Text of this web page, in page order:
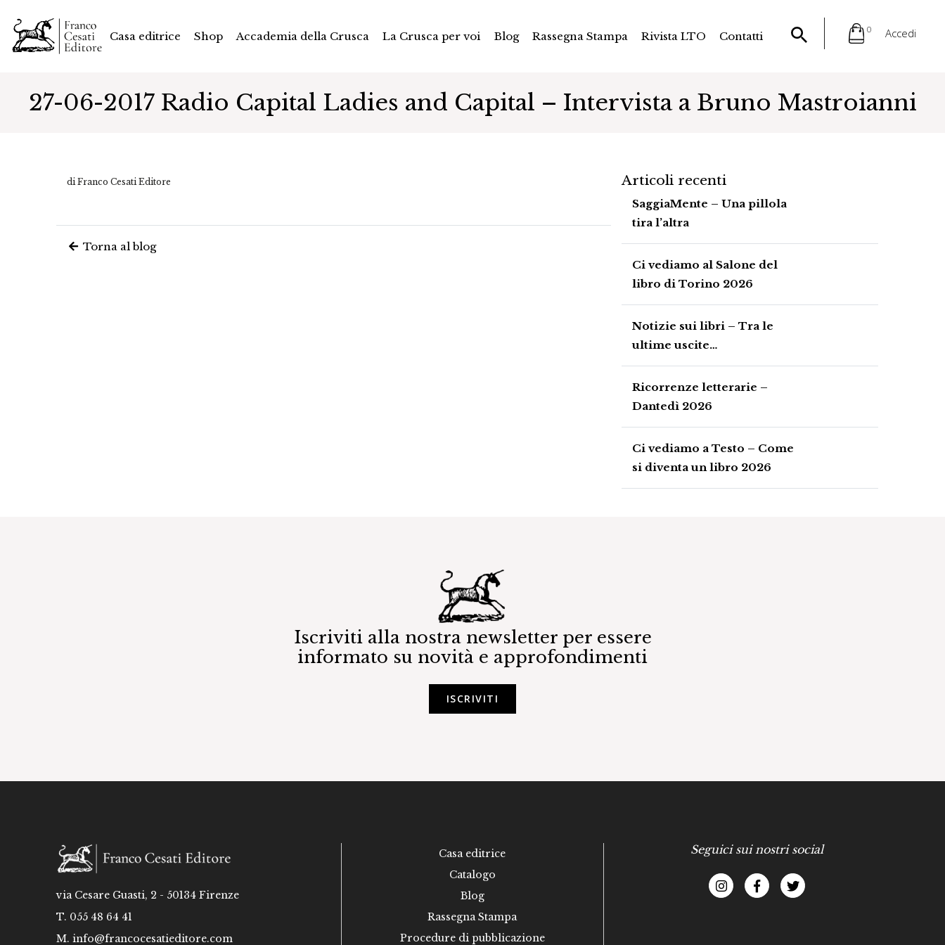
Casa editrice Shop Accademia della Crusca La Crusca per voi Blog Rassegna Stampa Rivista LTO Contatti
0 Accedi
27-06-2017 Radio Capital Ladies and Capital – Intervista a Bruno Mastroianni
di Franco Cesati Editore
Torna al blog
Articoli recenti
SaggiaMente – Una pillola
tira l’altra
Ci vediamo al Salone del
libro di Torino 2026
Notizie sui libri – Tra le
ultime uscite…
Ricorrenze letterarie –
Dantedì 2026
Ci vediamo a Testo – Come
si diventa un libro 2026
Iscriviti alla nostra newsletter per essere
informato su novità e approfondimenti
ISCRIVITI
via Cesare Guasti, 2 - 50134 Firenze
T. 055 48 64 41
M. info@francocesatieditore.com
Casa editrice
Catalogo
Blog
Rassegna Stampa
Procedure di pubblicazione
Seguici sui nostri social